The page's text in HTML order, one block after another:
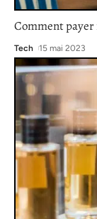
Comment payer
Tech 15 mai 2023